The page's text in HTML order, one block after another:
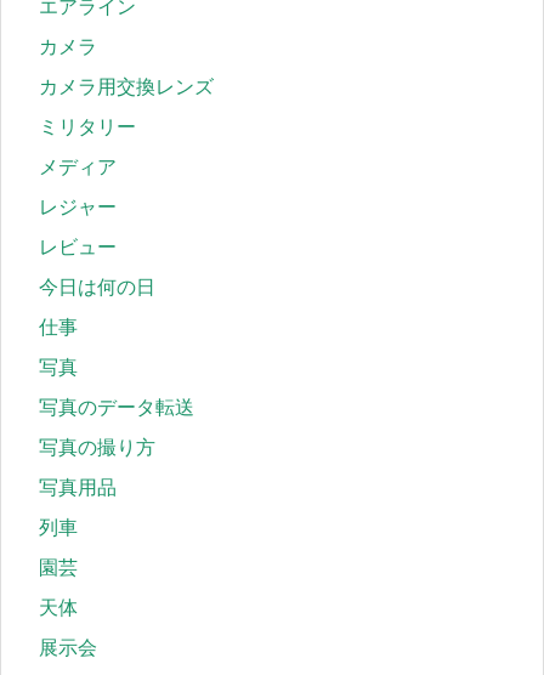
エアライン
カメラ
カメラ用交換レンズ
ミリタリー
メディア
レジャー
レビュー
今日は何の日
仕事
写真
写真のデータ転送
写真の撮り方
写真用品
列車
園芸
天体
展示会